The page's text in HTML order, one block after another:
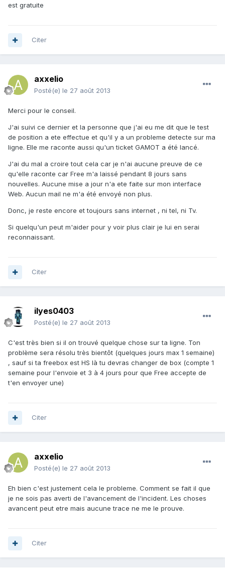
est gratuite
Citer
axxelio
Posté(e) le 27 août 2013
Merci pour le conseil.
J'ai suivi ce dernier et la personne que j'ai eu me dit que le test
de position a ete effectue et qu'il y a un probleme detecte sur ma
ligne. Elle me raconte aussi qu'un ticket GAMOT a été lancé.
J'ai du mal a croire tout cela car je n'ai aucune preuve de ce
qu'elle raconte car Free m'a laissé pendant 8 jours sans
nouvelles. Aucune mise a jour n'a ete faite sur mon interface
Web. Aucun mail ne m'a été envoyé non plus.
Donc, je reste encore et toujours sans internet , ni tel, ni Tv.
Si quelqu'un peut m'aider pour y voir plus clair je lui en serai
reconnaissant.
Citer
ilyes0403
Posté(e) le 27 août 2013
C'est très bien si il on trouvé quelque chose sur ta ligne. Ton
problème sera résolu très bientôt (quelques jours max 1 semaine)
, sauf si ta freebox est HS là tu devras changer de box (compte 1
semaine pour l'envoie et 3 à 4 jours pour que Free accepte de
t'en envoyer une)
Citer
axxelio
Posté(e) le 27 août 2013
Eh bien c'est justement cela le probleme. Comment se fait il que
je ne sois pas averti de l'avancement de l'incident. Les choses
avancent peut etre mais aucune trace ne me le prouve.
Citer